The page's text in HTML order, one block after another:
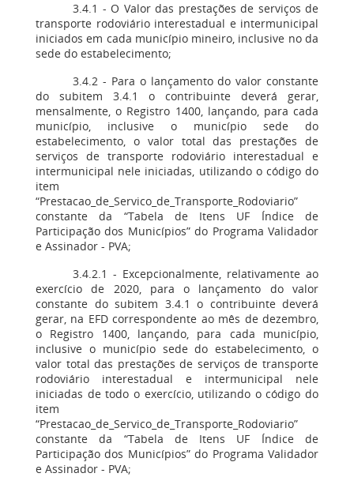
3.4.1 - O Valor das prestações de serviços de
transporte rodoviário interestadual e intermunicipal
iniciados em cada município mineiro, inclusive no da
sede do estabelecimento;
3.4.2 - Para o lançamento do valor constante
do subitem 3.4.1 o contribuinte deverá gerar,
mensalmente, o Registro 1400, lançando, para cada
município, inclusive o município sede do
estabelecimento, o valor total das prestações de
serviços de transporte rodoviário interestadual e
intermunicipal nele iniciadas, utilizando o código do
item
“Prestacao_de_Servico_de_Transporte_Rodoviario”
constante da “Tabela de Itens UF Índice de
Participação dos Municípios” do Programa Validador
e Assinador - PVA;
3.4.2.1 - Excepcionalmente, relativamente ao
exercício de 2020, para o lançamento do valor
constante do subitem 3.4.1 o contribuinte deverá
gerar, na EFD correspondente ao mês de dezembro,
o Registro 1400, lançando, para cada município,
inclusive o município sede do estabelecimento, o
valor total das prestações de serviços de transporte
rodoviário interestadual e intermunicipal nele
iniciadas de todo o exercício, utilizando o código do
item
“Prestacao_de_Servico_de_Transporte_Rodoviario”
constante da “Tabela de Itens UF Índice de
Participação dos Municípios” do Programa Validador
e Assinador - PVA;